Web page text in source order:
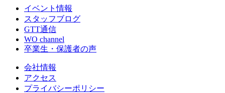
イベント情報
スタッフブログ
GTT通信
WO channel
卒業生・保護者の声
会社情報
アクセス
プライバシーポリシー